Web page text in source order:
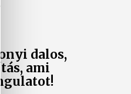
dalos,
ami